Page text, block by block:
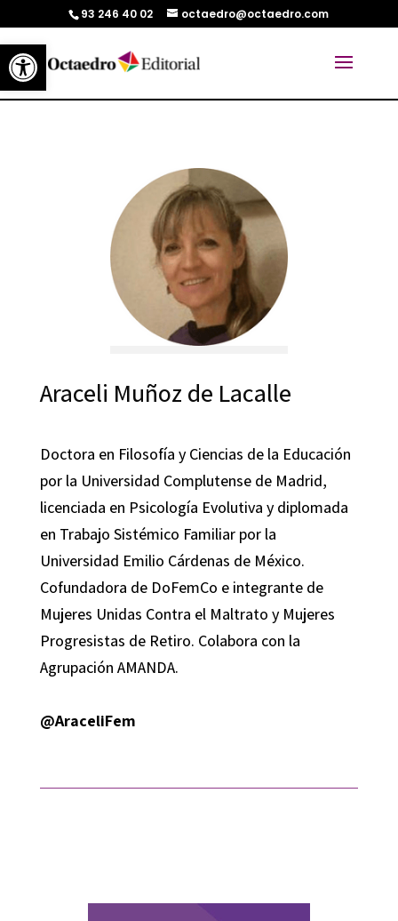
Abrir barra de herramientas
93 246 40 02 octaedro@octaedro.com
Araceli Muñoz de Lacalle
Doctora en Filosofía y Ciencias de la Educación
por la Universidad Complutense de Madrid,
licenciada en Psicología Evolutiva y diplomada
en Trabajo Sistémico Familiar por la
Universidad Emilio Cárdenas de México.
Cofundadora de DoFemCo e integrante de
Mujeres Unidas Contra el Maltrato y Mujeres
Progresistas de Retiro. Colabora con la
Agrupación AMANDA.
@AraceliFem